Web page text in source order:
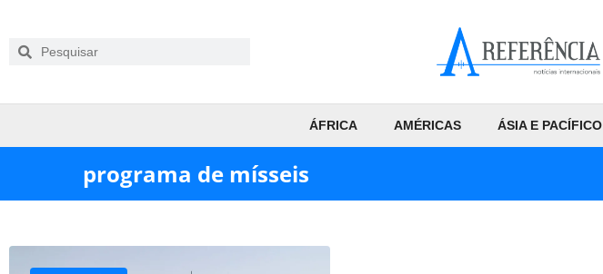
ÁFRICA AMÉRICAS ÁSIA E PACÍFICO
programa de mísseis